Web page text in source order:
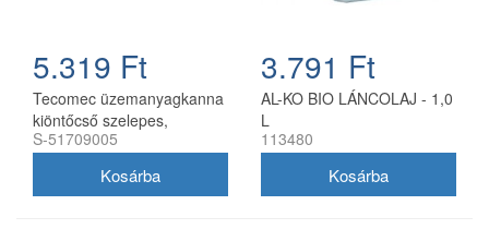
5.319 Ft
Tecomec üzemanyagkanna
kiöntőcső szelepes,
utángyártott
S-51709005
3.791 Ft
AL-KO BIO LÁNCOLAJ - 1,0
L
113480